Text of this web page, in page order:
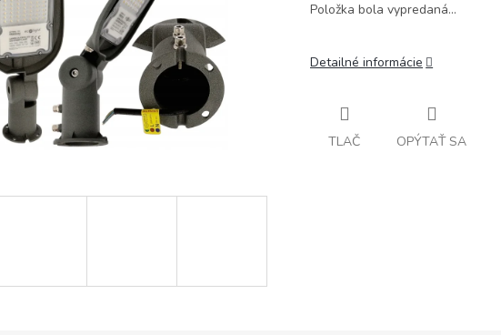
Položka bola vypredaná…
Detailné informácie
TLAČ OPÝTAŤ SA